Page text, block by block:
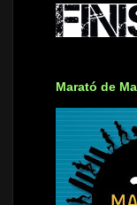
Marató de